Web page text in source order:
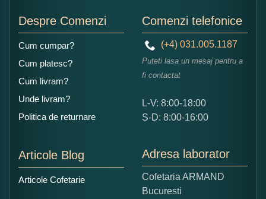
Ce nota acordati acestui produs?
5
Copiati alaturi numarul din imagine:
Despre Comenzi
Cum cumpar?
Cum platesc?
Cum livram?
Unde livram?
Politica de returnare
Articole Blog
Articole Cofetarie
Comenzi telefonice
(+4) 031.005.1187
Puteti lasa un mesaj pentru a
fi contactat
L-V: 8:00-18:00
S-D: 8:00-16:00
Adresa laborator
Cofetaria ARMAND
Bucuresti